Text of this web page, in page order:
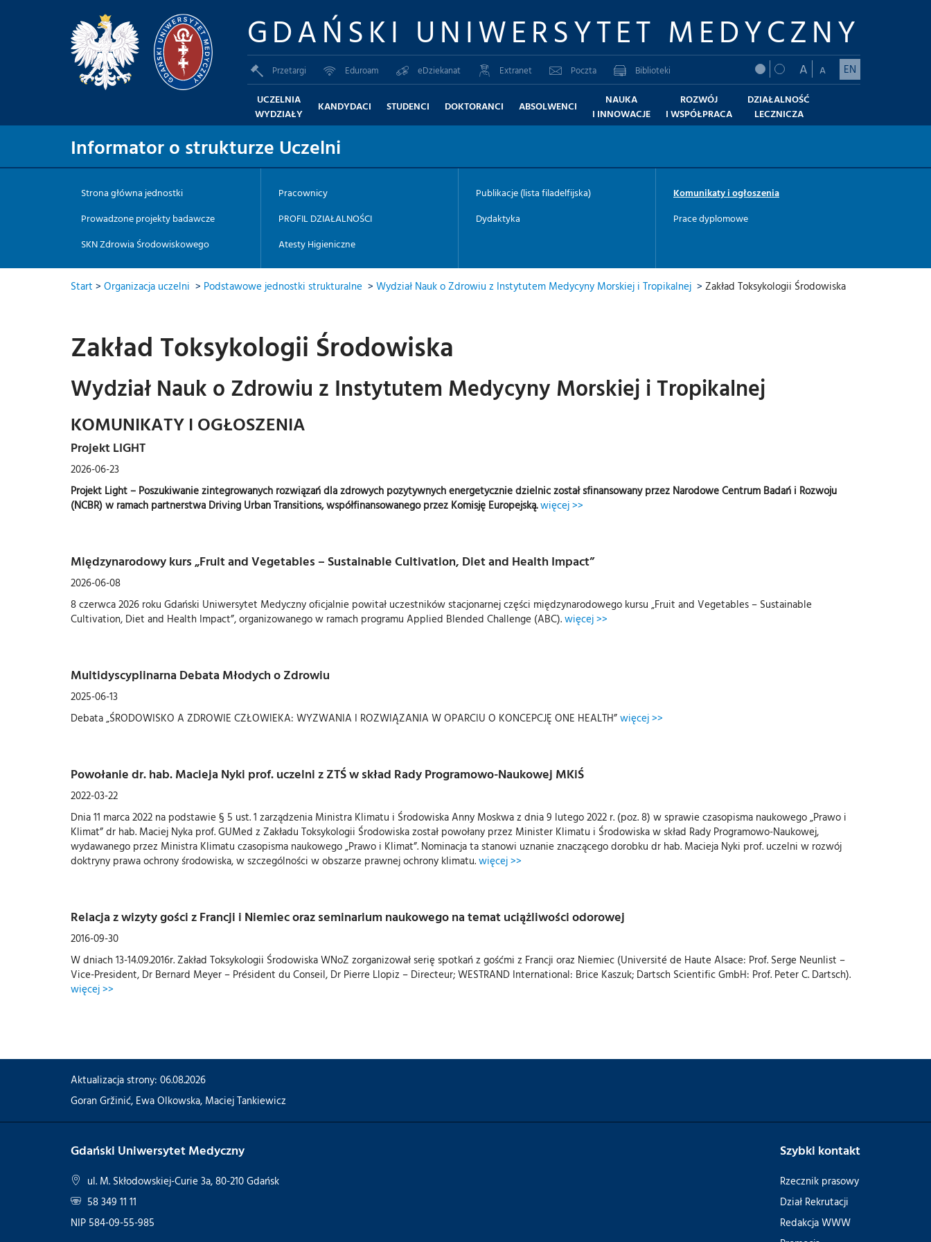
GDAŃSKI UNIWERSYTET MEDYCZNY
Przetargi Eduroam eDziekanat Extranet Poczta Biblioteki A A EN
UCZELNIA
WYDZIAŁY
KANDYDACI STUDENCI DOKTORANCI ABSOLWENCI
NAUKA
I INNOWACJE
ROZWÓJ
I WSPÓŁPRACA
DZIAŁALNOŚĆ
LECZNICZA
Informator o strukturze Uczelni
Strona główna jednostki
Prowadzone projekty badawcze
SKN Zdrowia Środowiskowego
Pracownicy
PROFIL DZIAŁALNOŚCI
Atesty Higieniczne
Publikacje (lista filadelfijska)
Dydaktyka
Komunikaty i ogłoszenia
Prace dyplomowe
Start > Organizacja uczelni > Podstawowe jednostki strukturalne > Wydział Nauk o Zdrowiu z Instytutem Medycyny Morskiej i Tropikalnej > Zakład Toksykologii Środowiska
Zakład Toksykologii Środowiska
Wydział Nauk o Zdrowiu z Instytutem Medycyny Morskiej i Tropikalnej
KOMUNIKATY I OGŁOSZENIA
Projekt LIGHT
2026-06-23
Projekt Light – Poszukiwanie zintegrowanych rozwiązań dla zdrowych pozytywnych energetycznie dzielnic został sfinansowany przez Narodowe Centrum Badań i Rozwoju
(NCBR) w ramach partnerstwa Driving Urban Transitions, współfinansowanego przez Komisję Europejską.więcej >>
Międzynarodowy kurs „Fruit and Vegetables – Sustainable Cultivation, Diet and Health Impact”
2026-06-08
8 czerwca 2026 roku Gdański Uniwersytet Medyczny oficjalnie powitał uczestników stacjonarnej części międzynarodowego kursu „Fruit and Vegetables – Sustainable
Cultivation, Diet and Health Impact”, organizowanego w ramach programu Applied Blended Challenge (ABC).więcej >>
Multidyscyplinarna Debata Młodych o Zdrowiu
2025-06-13
Debata „ŚRODOWISKO A ZDROWIE CZŁOWIEKA: WYZWANIA I ROZWIĄZANIA W OPARCIU O KONCEPCJĘ ONE HEALTH”więcej >>
Powołanie dr. hab. Macieja Nyki prof. uczelni z ZTŚ w skład Rady Programowo-Naukowej MKiŚ
2022-03-22
Dnia 11 marca 2022 na podstawie § 5 ust. 1 zarządzenia Ministra Klimatu i Środowiska Anny Moskwa z dnia 9 lutego 2022 r. (poz. 8) w sprawie czasopisma naukowego „Prawo i
Klimat” dr hab. Maciej Nyka prof. GUMed z Zakładu Toksykologii Środowiska został powołany przez Minister Klimatu i Środowiska w skład Rady Programowo-Naukowej,
wydawanego przez Ministra Klimatu czasopisma naukowego „Prawo i Klimat”. Nominacja ta stanowi uznanie znaczącego dorobku dr hab. Macieja Nyki prof. uczelni w rozwój
doktryny prawa ochrony środowiska, w szczególności w obszarze prawnej ochrony klimatu.więcej >>
Relacja z wizyty gości z Francji i Niemiec oraz seminarium naukowego na temat uciążliwości odorowej
2016-09-30
W dniach 13-14.09.2016r. Zakład Toksykologii Środowiska WNoZ zorganizował serię spotkań z gośćmi z Francji oraz Niemiec (Université de Haute Alsace: Prof. Serge Neunlist –
Vice-President, Dr Bernard Meyer – Président du Conseil, Dr Pierre Llopiz – Directeur; WESTRAND International: Brice Kaszuk; Dartsch Scientific GmbH: Prof. Peter C. Dartsch).
więcej >>
Aktualizacja strony: 06.08.2026
Goran Gržinić, Ewa Olkowska, Maciej Tankiewicz
Gdański Uniwersytet Medyczny
ul. M. Skłodowskiej-Curie 3a, 80-210 Gdańsk
58 349 11 11
NIP 584-09-55-985
Szybki kontakt
Rzecznik prasowy
Dział Rekrutacji
Redakcja WWW